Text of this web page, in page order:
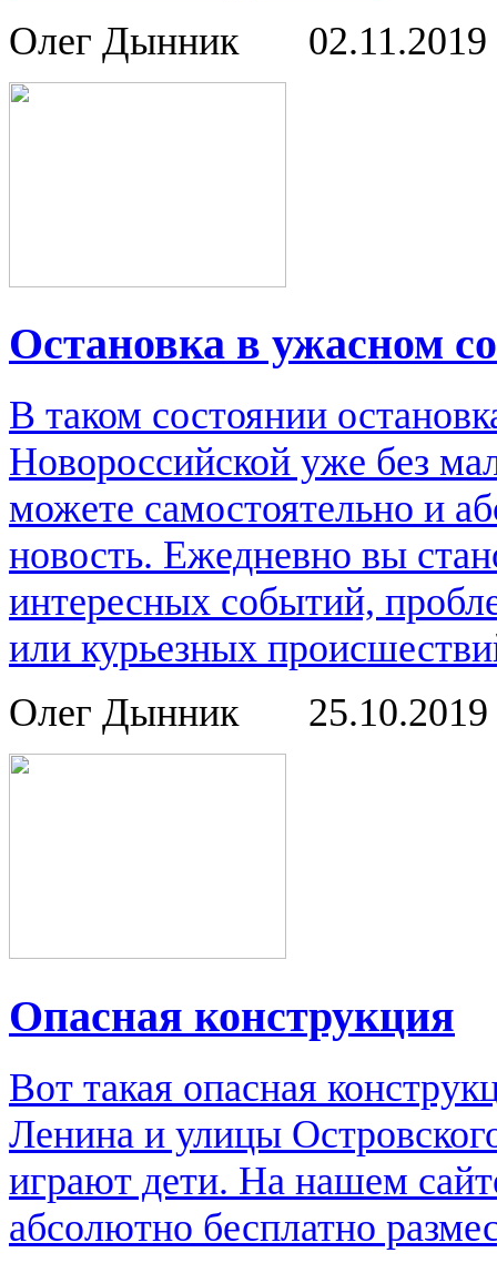
Олег Дынник
02.11.2019
Остановка в ужасном
В таком состоянии
Новороссийской уже без
можете самостоятельно и
новость. Ежедневно вы
интересных событий,
или курьезных
Олег Дынник
25.10.2019
Опасная конструкция
Вот такая опасная
Ленина и улицы
играют дети. На нашем
абсолютно бесплатно